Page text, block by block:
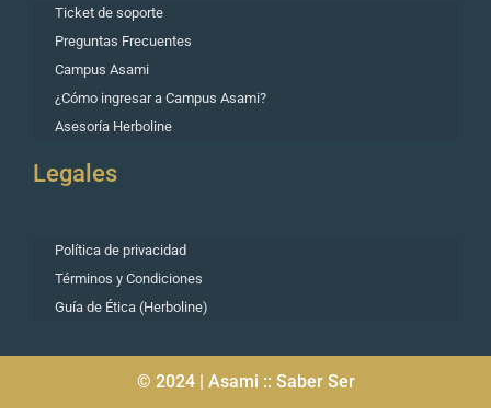
Ticket de soporte
Preguntas Frecuentes
Campus Asami
¿Cómo ingresar a Campus Asami?
Asesoría Herboline
Legales
Política de privacidad
Términos y Condiciones
Guía de Ética (Herboline)
© 2024 | Asami :: Saber Ser